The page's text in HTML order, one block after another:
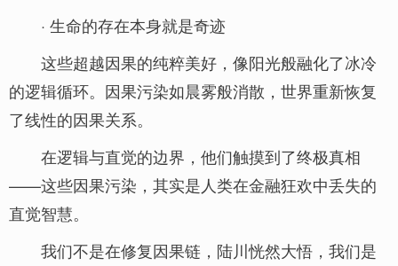
· 生命的存在本身就是奇迹
这些超越因果的纯粹美好，像阳光般融化了冰冷
的逻辑循环。因果污染如晨雾般消散，世界重新恢复
了线性的因果关系。
在逻辑与直觉的边界，他们触摸到了终极真相
——这些因果污染，其实是人类在金融狂欢中丢失的
直觉智慧。
我们不是在修复因果链，陆川恍然大悟，我们是